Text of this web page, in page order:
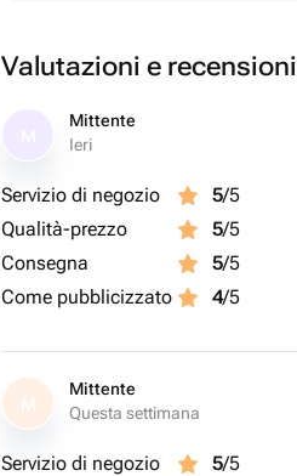
Valutazioni e recensioni
Mittente
Ieri
Servizio di negozio 5/5
Qualità-prezzo
5/5
Consegna
5/5
Come pubblicizzato
4/5
M
Mittente
Questa settimana
Servizio di negozio 5/5